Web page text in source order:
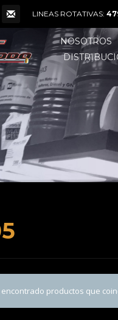
LINEAS ROTATIVAS:
NOSOTROS
productos que